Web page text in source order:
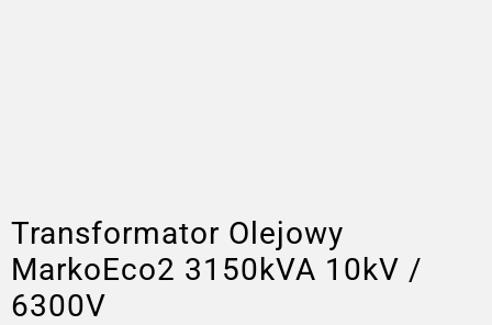
Transformator Olejowy
MarkoEco2 3150kVA 10kV /
6300V